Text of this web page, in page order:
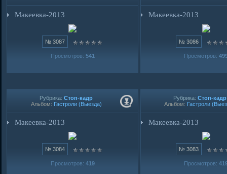
Макеевка-2013
№ 3087
Просмотров: 541
Макеевка-2013
№ 3086
Просмотров:
Рубрика: Стоп-кадр
Альбом: Гастроли (Выезда)
Макеевка-2013
№ 3084
Просмотров: 419
Рубрика: Стоп-кадр
Альбом: Гастроли
Макеевка-2013
№ 3083
Просмотров: